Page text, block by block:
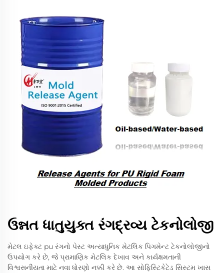
ઉન્નત ધાતુયુક્ત રંગદ્રવ્ય ટેકનોલોજી
મેટલ ઇફેક્ટ pu રંગનો પેસ્ટ અત્યાધુનિક મેટલિક પિગમેન્ટ ટેકનોલોજીનો
ઉપયોગ કરે છે, જે પ્રામાણિક મેટલિક દેખાવ અને કાર્યક્ષમતાની
વિશ્વસનીયતા માટે નવા ધોરણો નક્કી કરે છે. આ સોફિસ્ટિકેટેડ સિસ્ટમ ખાસ